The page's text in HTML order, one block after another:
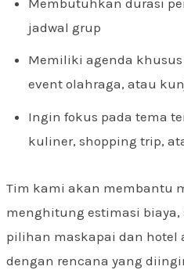
Membutuhkan durasi
jadwal grup
Memiliki agenda
event olahraga, atau
Ingin fokus pada tema
kuliner, shopping trip,
Tim kami akan membantu
menghitung estimasi biaya,
pilihan maskapai dan hotel
dengan rencana yang